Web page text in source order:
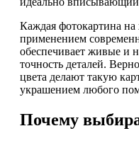
Каждая фотокартина на
применением
обеспечивает живые и
точность деталей.
цвета делают такую
украшением любого
Почему